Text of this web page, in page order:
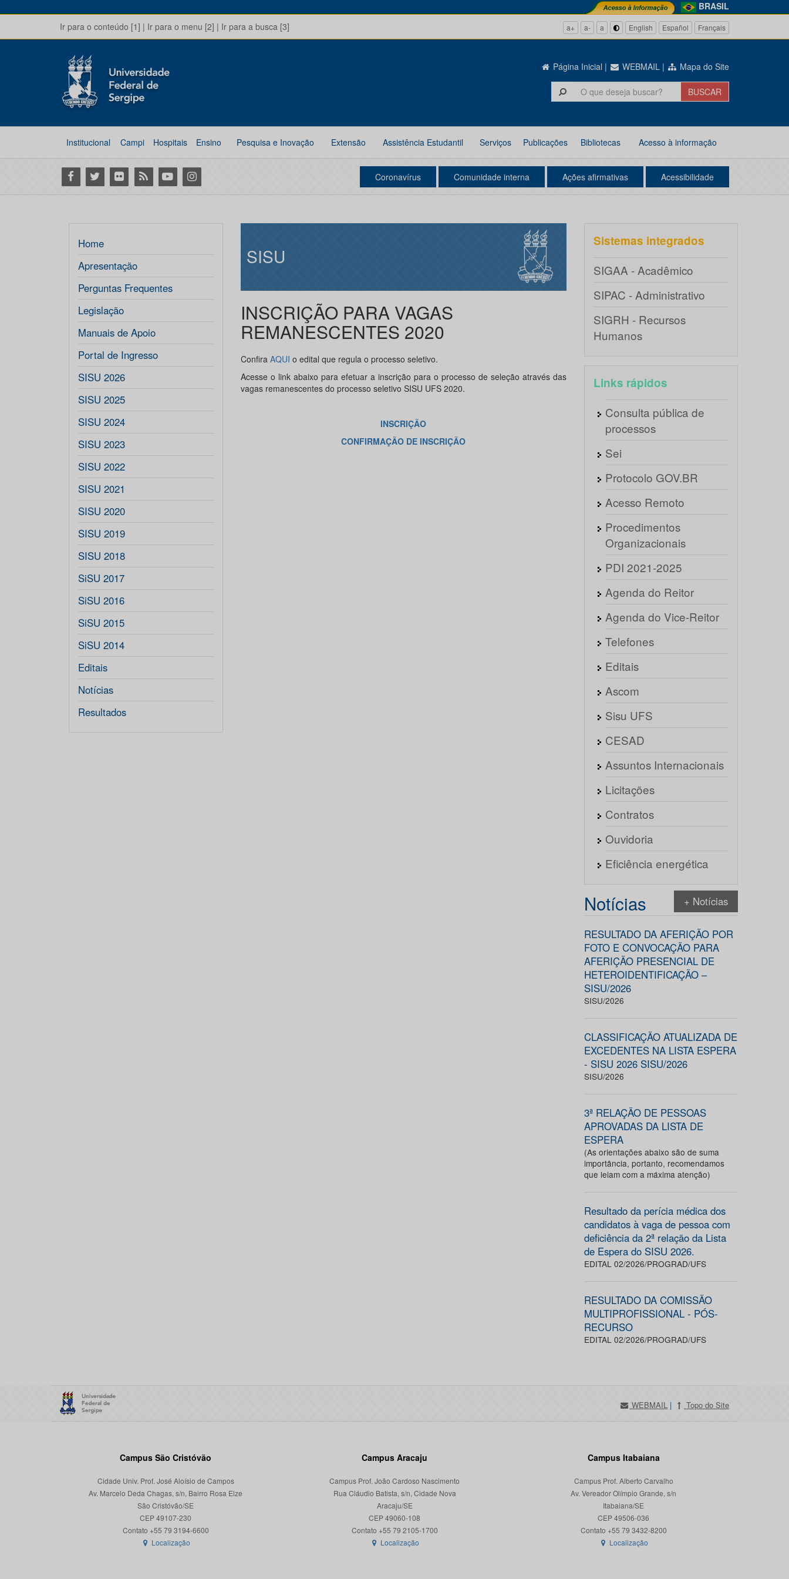
BRASIL
Ir para o conteúdo [1] | Ir para o menu [2] | Ir para a busca [3] a+ a- a English Español Français
Página Inicial | WEBMAIL | Mapa do Site
Institucional Campi Hospitais Ensino Pesquisa e Inovação Extensão Assistência Estudantil Serviços Publicações Bibliotecas Acesso à informação
Facebook
Twitter Flickr RSS YoutubeInstagram Coronavírus Comunidade interna Ações afirmativas Acessibilidade
Home
Apresentação
Perguntas Frequentes
Legislação
Manuais de Apoio
Portal de Ingresso
SISU 2026
SISU 2025
SISU 2024
SISU 2023
SISU 2022
SISU 2021
SISU 2020
SISU 2019
SISU 2018
SiSU 2017
SiSU 2016
SiSU 2015
SiSU 2014
Editais
Notícias
Resultados
SISU
INSCRIÇÃO PARA VAGAS
REMANESCENTES 2020
Confira AQUI o edital que regula o processo seletivo.
Acesse o link abaixo para efetuar a inscrição para o processo de seleção através das
vagas remanescentes do processo seletivo SISU UFS 2020.
INSCRIÇÃO
CONFIRMAÇÃO DE INSCRIÇÃO
Sistemas integrados
SIGAA - Acadêmico
SIPAC - Administrativo
SIGRH - Recursos
Humanos
Links rápidos
Consulta pública de
processos
Sei
Protocolo GOV.BR
Acesso Remoto
Procedimentos
Organizacionais
PDI 2021-2025
Agenda do Reitor
Agenda do Vice-Reitor
Telefones
Editais
Ascom
Sisu UFS
CESAD
Assuntos Internacionais
Licitações
Contratos
Ouvidoria
Eficiência energética
Notícias + Notícias
RESULTADO DA AFERIÇÃO POR
FOTO E CONVOCAÇÃO PARA
AFERIÇÃO PRESENCIAL DE
HETEROIDENTIFICAÇÃO –
SISU/2026
SISU/2026
CLASSIFICAÇÃO ATUALIZADA DE
EXCEDENTES NA LISTA ESPERA
- SISU 2026 SISU/2026
SISU/2026
3ª RELAÇÃO DE PESSOAS
APROVADAS DA LISTA DE
ESPERA
(As orientações abaixo são de suma
importância, portanto, recomendamos
que leiam com a máxima atenção)
Resultado da perícia médica dos
candidatos à vaga de pessoa com
deficiência da 2ª relação da Lista
de Espera do SISU 2026.
EDITAL 02/2026/PROGRAD/UFS
RESULTADO DA COMISSÃO
MULTIPROFISSIONAL - PÓS-
RECURSO
EDITAL 02/2026/PROGRAD/UFS
WEBMAIL | Topo do Site
Campus São Cristóvão
Cidade Univ. Prof. José Aloísio de Campos
Av. Marcelo Deda Chagas, s/n, Bairro Rosa Elze
São Cristóvão/SE
CEP 49107-230
Localização
Campus Aracaju
Campus Prof. João Cardoso Nascimento
Rua Cláudio Batista, s/n, Cidade Nova
Aracaju/SE
CEP 49060-108
Localização
Campus Itabaiana
Campus Prof. Alberto Carvalho
Av. Vereador Olímpio Grande, s/n
Itabaiana/SE
CEP 49506-036
Localização